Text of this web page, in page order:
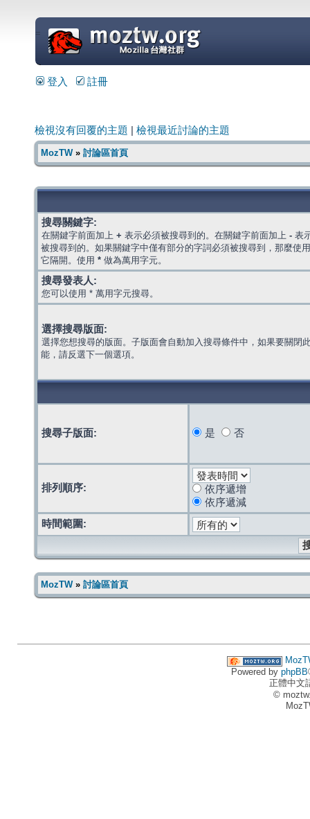
=
登入 註冊
檢視沒有回覆的主題 檢視最近討論的主題
MozTW» 討論區首頁
搜尋關鍵字:
在關鍵字前面加上 + 表示必須被搜尋到的。在關鍵字前面加上 - 表
被搜尋到的。如果關鍵字中僅有部分的字詞必須被搜尋到，那麼使
它隔開。使用 * 做為萬用字元。
搜尋發表人:
您可以使用 * 萬用字元搜尋。
選擇搜尋版面:
選擇您想搜尋的版面。子版面會自動加入搜尋條件中，如果要關閉
能，請反選下一個選項。
搜尋子版面: 是 否
排列順序:
依序遞增
依序遞減
時間範圍:
MozTW» 討論區首頁
Powered by phpBB
正體中文
©